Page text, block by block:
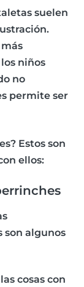
suelen
niños
no
permite ser
Estos son
ellos:
son algunos
cosas con